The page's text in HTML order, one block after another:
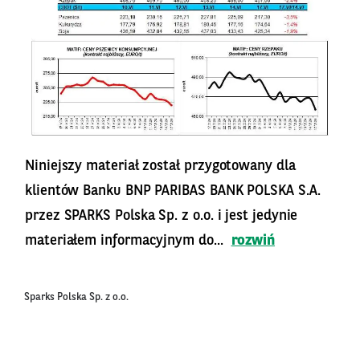
Niniejszy materiał został przygotowany dla
klientów Banku BNP PARIBAS BANK POLSKA S.A.
przez SPARKS Polska Sp. z o.o. i jest jedynie
materiałem informacyjnym do...
rozwiń
Sparks Polska Sp. z o.o.